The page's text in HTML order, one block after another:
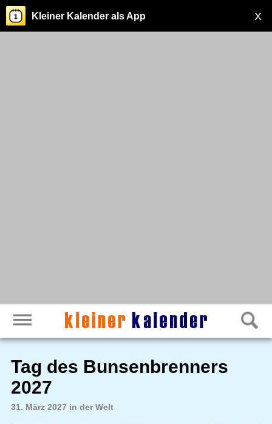
X
Kleiner Kalender als App
Tag des Bunsenbrenners
2027
31. März 2027 in der Welt